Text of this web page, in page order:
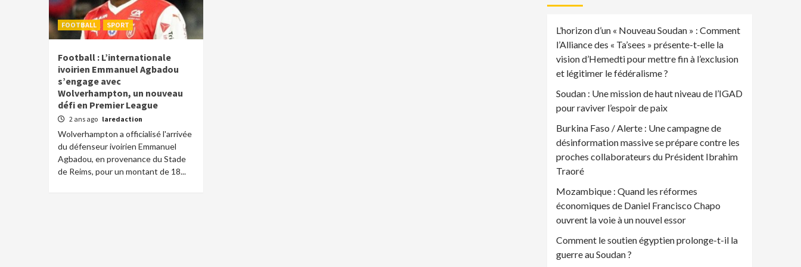
FOOTBALL SPORT
Football : L’internationale
ivoirien Emmanuel Agbadou
s’engage avec
Wolverhampton, un nouveau
défi en Premier League
2 ans ago laredaction
Wolverhampton a officialisé l'arrivée
du défenseur ivoirien Emmanuel
Agbadou, en provenance du Stade
de Reims, pour un montant de 18...
L’horizon d’un « Nouveau Soudan » : Comment
l’Alliance des « Ta’sees » présente-t-elle la
vision d’Hemedti pour mettre fin à l’exclusion
et légitimer le fédéralisme ?
Soudan : Une mission de haut niveau de l’IGAD
pour raviver l’espoir de paix
Burkina Faso / Alerte : Une campagne de
désinformation massive se prépare contre les
proches collaborateurs du Président Ibrahim
Traoré
Mozambique : Quand les réformes
économiques de Daniel Francisco Chapo
ouvrent la voie à un nouvel essor
Comment le soutien égyptien prolonge-t-il la
guerre au Soudan ?